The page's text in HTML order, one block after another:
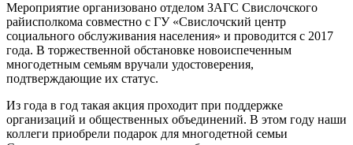
Мероприятие организовано отделом ЗАГС Свислочского
райисполкома совместно с ГУ «Свислочский центр
социального обслуживания населения» и проводится с 2017
года. В торжественной обстановке новоиспеченным
многодетным семьям вручали удостоверения,
подтверждающие их статус.
Из года в год такая акция проходит при поддержке
организаций и общественных объединений. В этом году наши
коллеги приобрели подарок для многодетной семьи